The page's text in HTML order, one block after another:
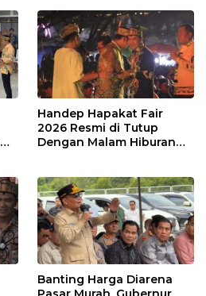
Handep Hapakat Fair
2026 Resmi di Tutup
Dengan Malam Hiburan
Banting Harga Diarena